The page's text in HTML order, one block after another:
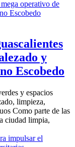
y
Escobedo
y espacios
limpieza,
Como parte de las
ciudad limpia,